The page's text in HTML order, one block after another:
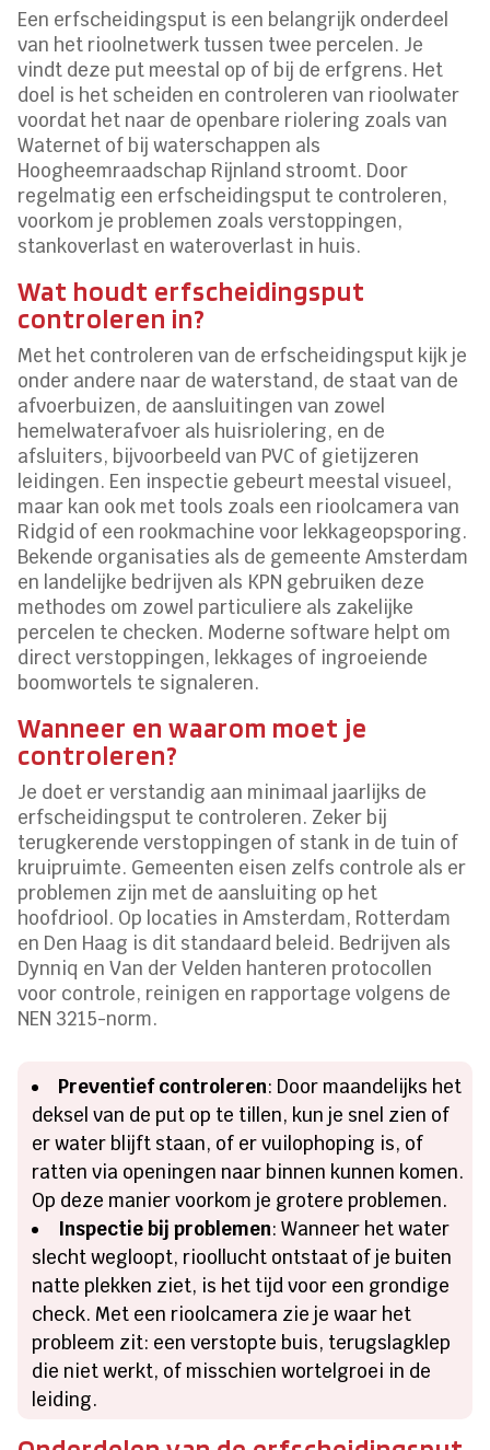
Een erfscheidingsput is een belangrijk onderdeel
van het rioolnetwerk tussen twee percelen. Je
vindt deze put meestal op of bij de erfgrens. Het
doel is het scheiden en controleren van rioolwater
voordat het naar de openbare riolering zoals van
Waternet of bij waterschappen als
Hoogheemraadschap Rijnland stroomt. Door
regelmatig een erfscheidingsput te controleren,
voorkom je problemen zoals verstoppingen,
stankoverlast en wateroverlast in huis.
Wat houdt erfscheidingsput
controleren in?
Met het controleren van de erfscheidingsput kijk je
onder andere naar de waterstand, de staat van de
afvoerbuizen, de aansluitingen van zowel
hemelwaterafvoer als huisriolering, en de
afsluiters, bijvoorbeeld van PVC of gietijzeren
leidingen. Een inspectie gebeurt meestal visueel,
maar kan ook met tools zoals een rioolcamera van
Ridgid of een rookmachine voor lekkageopsporing.
Bekende organisaties als de gemeente Amsterdam
en landelijke bedrijven als KPN gebruiken deze
methodes om zowel particuliere als zakelijke
percelen te checken. Moderne software helpt om
direct verstoppingen, lekkages of ingroeiende
boomwortels te signaleren.
Wanneer en waarom moet je
controleren?
Je doet er verstandig aan minimaal jaarlijks de
erfscheidingsput te controleren. Zeker bij
terugkerende verstoppingen of stank in de tuin of
kruipruimte. Gemeenten eisen zelfs controle als er
problemen zijn met de aansluiting op het
hoofdriool. Op locaties in Amsterdam, Rotterdam
en Den Haag is dit standaard beleid. Bedrijven als
Dynniq en Van der Velden hanteren protocollen
voor controle, reinigen en rapportage volgens de
NEN 3215-norm.
Preventief controleren: Door maandelijks het
deksel van de put op te tillen, kun je snel zien of
er water blijft staan, of er vuilophoping is, of
ratten via openingen naar binnen kunnen komen.
Op deze manier voorkom je grotere problemen.
Inspectie bij problemen: Wanneer het water
slecht wegloopt, rioollucht ontstaat of je buiten
natte plekken ziet, is het tijd voor een grondige
check. Met een rioolcamera zie je waar het
probleem zit: een verstopte buis, terugslagklep
die niet werkt, of misschien wortelgroei in de
leiding.